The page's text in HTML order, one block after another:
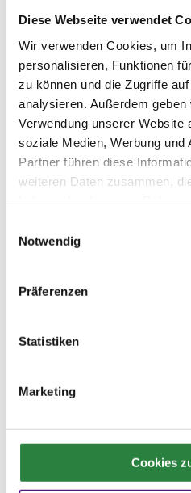
Diese Webseite verwendet
Wir verwenden Cookies, um
personalisieren, Funktionen
zu können und die Zugriffe
analysieren. Außerdem
Verwendung unserer Website
soziale Medien, Werbung und
Partner führen diese
weiteren Daten zusammen,
Notwendig
Präferenzen
Statistiken
Marketing
Cookies
Pferdehaltung und die
ebenfalls im Terminteil
auf der FN-Website unter
de/pm-seminare.
Ihre Annett Schellenberger
Vorsitzende der
Vizepräsidentin der
Ausgabe 01/2025